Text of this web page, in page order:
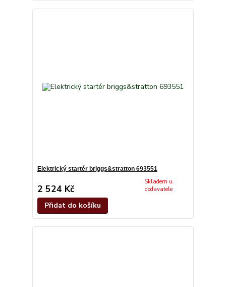
Elektrický startér briggs&stratton 693551
2 524 Kč
Skladem u
dodavatele
Přidat do košíku